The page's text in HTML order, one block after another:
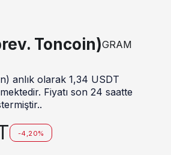
Toncoin)GRAM
anlık olarak 1,34 USDT
Fiyatı son 24 saatte
-4,20%